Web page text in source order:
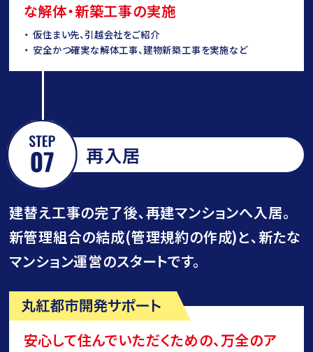
な解体・新築工事の実施
仮住まい先、引越会社をご紹介
安全かつ確実な解体工事、建物新築工事を実施など
再入居
建替え工事の完了後､再建マンションへ入居。
新管理組合の結成(管理規約の作成)と､新たな
マンション運営のスタートです。
安心して住んでいただくための、万全のア